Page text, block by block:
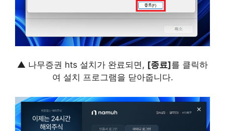
▲ 나무증권 hts 설치가 완료되면, [종료]를 클릭하
여 설치 프로그램을 닫아줍니다.